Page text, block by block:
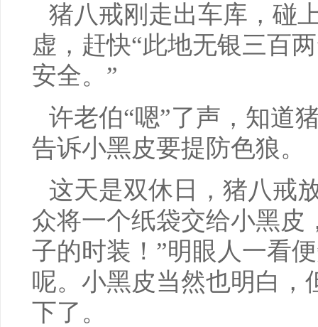
猪八戒刚走出车库，碰
虚，赶快“此地无银三百
安全。”
许老伯“嗯”了声，知道
告诉小黑皮要提防色狼。
这天是双休日，猪八戒
众将一个纸袋交给小黑皮
子的时装！”明眼人一看
呢。小黑皮当然也明白，
下了。